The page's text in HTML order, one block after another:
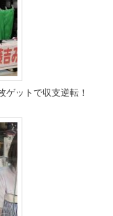
ゲットで収支逆転！